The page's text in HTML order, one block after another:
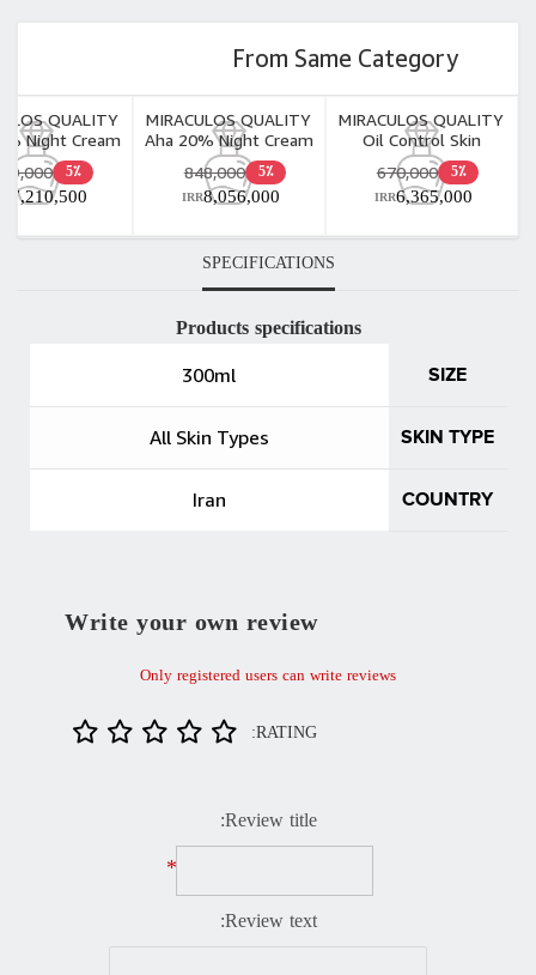
From Same Category
QUALITY
Night Cream
30ml
5٪
7,210,500
MIRACULOS QUALITY
Aha 20% Night Cream
30ml
5٪ 848,000
8,056,000
IRR
MIRACULOS QUALITY
Oil Control Skin
Cleansing Gel 200ml
5٪ 670,000
6,365,000
IRR
SPECIFICATIONS
Products specifications
SIZE
300ml
SKIN TYPE
All Skin Types
COUNTRY
Iran
Write your own review
Only registered users can write reviews
RATING:
Review title:
*
Review text: